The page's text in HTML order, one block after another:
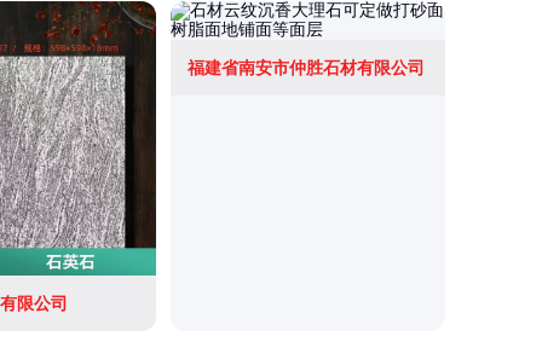
限公司
福建省南安市仲胜石材有限公司